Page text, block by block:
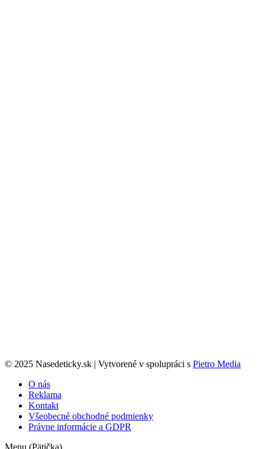
© 2025 Nasedeticky.sk | Vytvorené v spolupráci s Pietro Media
O nás
Reklama
Kontakt
Všeobecné obchodné podmienky
Právne informácie a GDPR